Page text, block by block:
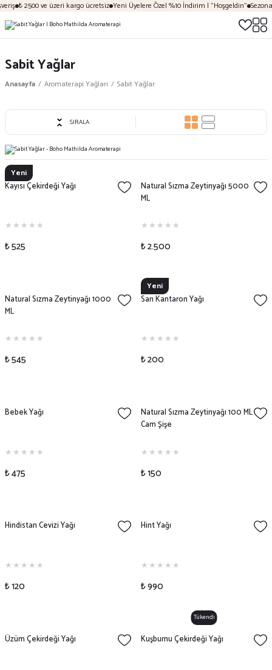
₺ 2500 ve üzeri kargo ücretsiz Yeni Üyelere Özel %10 İndirim | "Hoşgeldin" Sezona
Sabit Yağlar
Anasayfa Aromaterapi Yağları Sabit Yağlar
SIRALA
Yeni
Kayısı Çekirdeği Yağı
₺ 525
Natural Sızma Zeytinyağı 5000
ML
₺ 2.500
Natural Sızma Zeytinyağı 1000
ML
₺ 545
Yeni
Sarı Kantaron Yağı
₺ 200
Bebek Yağı
₺ 475
Natural Sızma Zeytinyağı 100 ML
Cam Şişe
₺ 150
Hindistan Cevizi Yağı
₺ 120
Hint Yağı
₺ 990
Üzüm Çekirdeği Yağı
Tükendi
Kuşburnu Çekirdeği Yağı